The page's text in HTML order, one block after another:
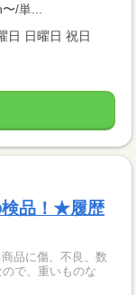
/単...
日 日曜日 祝日
検品！★履歴
品に傷、不良、数